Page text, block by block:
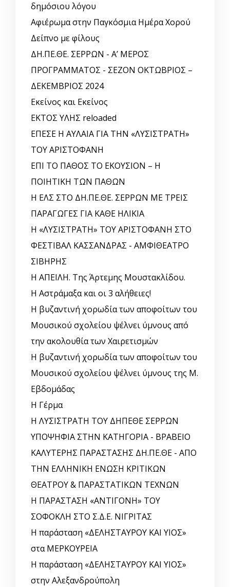
δημόσιου λόγου
Αφιέρωμα στην Παγκόσμια Ημέρα Χορού
Δείπνο με φίλους
ΔΗ.ΠΕ.ΘΕ. ΣΕΡΡΩΝ - Α’ ΜΕΡΟΣ
ΠΡΟΓΡΑΜΜΑΤΟΣ - ΣΕΖΟΝ ΟΚΤΩΒΡΙΟΣ –
ΔΕΚΕΜΒΡΙΟΣ 2024
Εκείνος και Εκείνος
ΕΚΤΟΣ ΥΛΗΣ reloaded
ΕΠΕΣΕ Η ΑΥΛΑΙΑ ΓΙΑ ΤΗΝ «ΛΥΣΙΣΤΡΑΤΗ»
ΤΟΥ ΑΡΙΣΤΟΦΑΝΗ
ΕΠΙ ΤΟ ΠΑΘΟΣ ΤΟ ΕΚΟΥΣΙΟΝ – Η
ΠΟΙΗΤΙΚΗ ΤΩΝ ΠΑΘΩΝ
Η ΕΛΣ ΣΤΟ ΔΗ.ΠΕ.ΘΕ. ΣΕΡΡΩΝ ΜΕ ΤΡΕΙΣ
ΠΑΡΑΓΩΓΕΣ ΓΙΑ ΚΑΘΕ ΗΛΙΚΙΑ
Η «ΛΥΣΙΣΤΡΑΤΗ» ΤΟΥ ΑΡΙΣΤΟΦΑΝΗ ΣΤΟ
ΦΕΣΤΙΒΑΛ ΚΑΣΣΑΝΔΡΑΣ - ΑΜΦΙΘΕΑΤΡΟ
ΣΙΒΗΡΗΣ
Η ΑΠΕΙΛΗ. Της Άρτεμης Μουστακλίδου.
Η Αστράμαξα και οι 3 αλήθειες!
Η βυζαντινή χορωδία των αποφοίτων του
Μουσικού σχολείου ψέλνει ύμνους από
την ακολουθία των Χαιρετισμών
Η βυζαντινή χορωδία των αποφοίτων του
Μουσικού σχολείου ψέλνει ύμνους της Μ.
Εβδομάδας
Η Γέρμα
Η ΛΥΣΙΣΤΡΑΤΗ ΤΟΥ ΔΗΠΕΘΕ ΣΕΡΡΩΝ
ΥΠΟΨΗΦΙΑ ΣΤΗΝ ΚΑΤΗΓΟΡΙΑ - ΒΡΑΒΕΙΟ
ΚΑΛΥΤΕΡΗΣ ΠΑΡΑΣΤΑΣΗΣ ΔΗ.ΠΕ.ΘΕ - ΑΠΟ
ΤΗΝ ΕΛΛΗΝΙΚΗ ΕΝΩΣΗ ΚΡΙΤΙΚΩΝ
ΘΕΑΤΡΟΥ & ΠΑΡΑΣΤΑΤΙΚΩΝ ΤΕΧΝΩΝ
Η ΠΑΡΑΣΤΑΣΗ «ΑΝΤΙΓΟΝΗ» ΤΟΥ
ΣΟΦΟΚΛΗ ΣΤΟ Σ.Δ.Ε. ΝΙΓΡΙΤΑΣ
Η παράσταση «ΔΕΛΗΣΤΑΥΡΟΥ ΚΑΙ ΥΙΟΣ»
στα ΜΕΡΚΟΥΡΕΙΑ
Η παράσταση «ΔΕΛΗΣΤΑΥΡΟΥ ΚΑΙ ΥΙΟΣ»
στην Αλεξανδρούπολη